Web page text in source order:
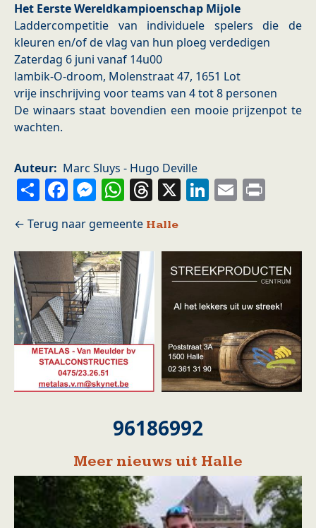
Het Eerste Wereldkampioenschap Mijole
Laddercompetitie van individuele spelers die de
kleuren en/of de vlag van hun ploeg verdedigen
Zaterdag 6 juni vanaf 14u00
lambik-O-droom, Molenstraat 47, 1651 Lot
vrije inschrijving voor teams van 4 tot 8 personen
De winaars staat bovendien een mooie prijzenpot te
wachten.
Auteur Marc Sluys - Hugo Deville
ShareFacebook
Messenger
WhatsApp
Threads
X LinkedIn
Email
Halle
96186992
Meer nieuws uit Halle